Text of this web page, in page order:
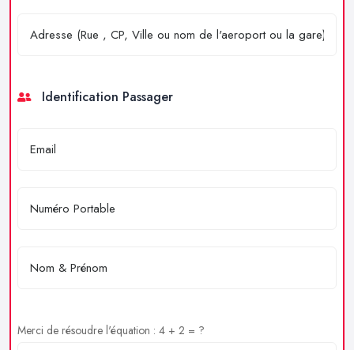
Identification Passager
Merci de résoudre l'équation : 4 + 2 = ?